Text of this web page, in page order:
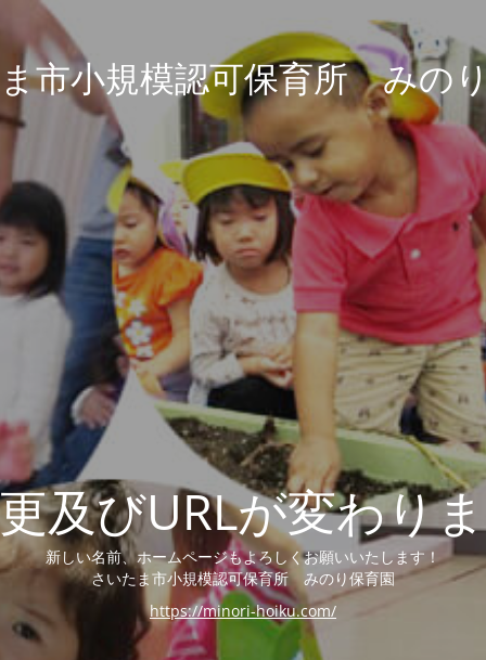
市小規模認可保育所 みの
及びURLが変わり
新しい名前、ホームページもよろしくお願いいたします！
さいたま市小規模認可保育所 みのり保育園
https://minori-hoiku.com/